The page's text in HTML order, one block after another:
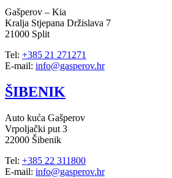
Gašperov – Kia
Kralja Stjepana Držislava 7
21000 Split
Tel: +385 21 271271
E-mail: info@gasperov.hr
ŠIBENIK
Auto kuća Gašperov
Vrpoljački put 3
22000 Šibenik
Tel: +385 22 311800
E-mail: info@gasperov.hr